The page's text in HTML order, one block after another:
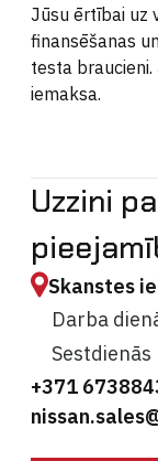
Jūsu ērtībai uz
finansēšanas
testa
iemaksa.
Uzzini
Skanstes
Darba
Sestdienās
+371